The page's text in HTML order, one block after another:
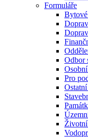
Formuláře
Odbor
Pro
Životní